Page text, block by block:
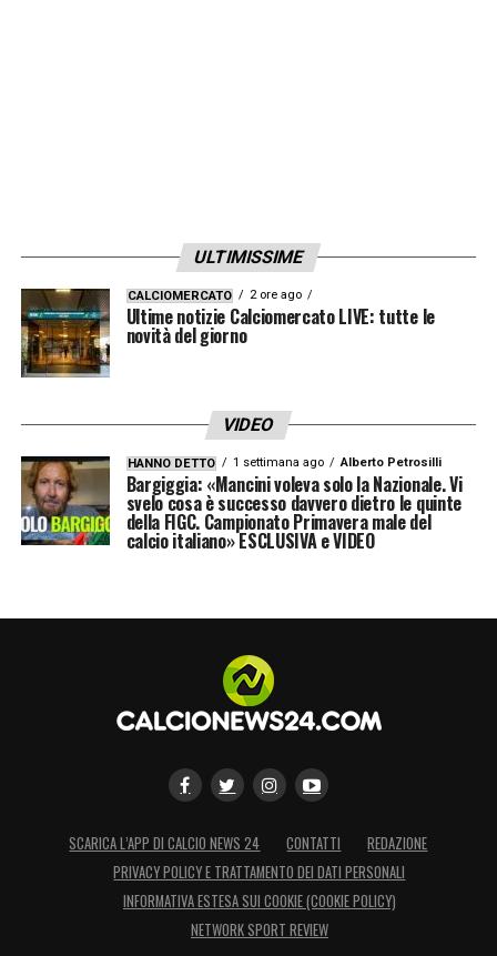
ULTIMISSIME
CALCIOMERCATO 2 ore ago
Ultime notizie Calciomercato LIVE: tutte le
novità del giorno
VIDEO
HANNO DETTO 1 settimana ago Alberto Petrosilli
Bargiggia: «Mancini voleva solo la Nazionale. Vi
svelo cosa è successo davvero dietro le quinte
della FIGC. Campionato Primavera male del
calcio italiano» ESCLUSIVA e VIDEO
SCARICA L’APP DI CALCIO NEWS 24 CONTATTI
REDAZIONE
PRIVACY POLICY E TRATTAMENTO DEI DATI PERSONALI
INFORMATIVA ESTESA SUI COOKIE (COOKIE POLICY)
NETWORK SPORT REVIEW